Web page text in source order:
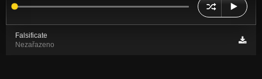
Falsificate
Nezařazeno